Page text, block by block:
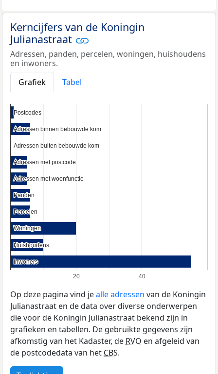
Kerncijfers van de Koningin
Julianastraat
Adressen, panden, percelen, woningen, huishoudens
en inwoners.
Grafiek
Tabel
20 40
Postcodes
Postcodes
Adressen binnen bebouwde kom
Adressen binnen bebouwde kom
Adressen buiten bebouwde kom
Adressen buiten bebouwde kom
Adressen met postcode
Adressen met postcode
Adressen met woonfunctie
Adressen met woonfunctie
Panden
Panden
Percelen
Percelen
Woningen
Woningen
Huishoudens
Huishoudens
Inwoners
Inwoners
Op deze pagina vind jealle adressen van de Koningin
Julianastraat en de data over diverse onderwerpen
die voor de Koningin Julianastraat bekend zijn in
grafieken en tabellen. De gebruikte gegevens zijn
afkomstig van het Kadaster, deRVO en afgeleid van
de postcodedata van hetCBS.